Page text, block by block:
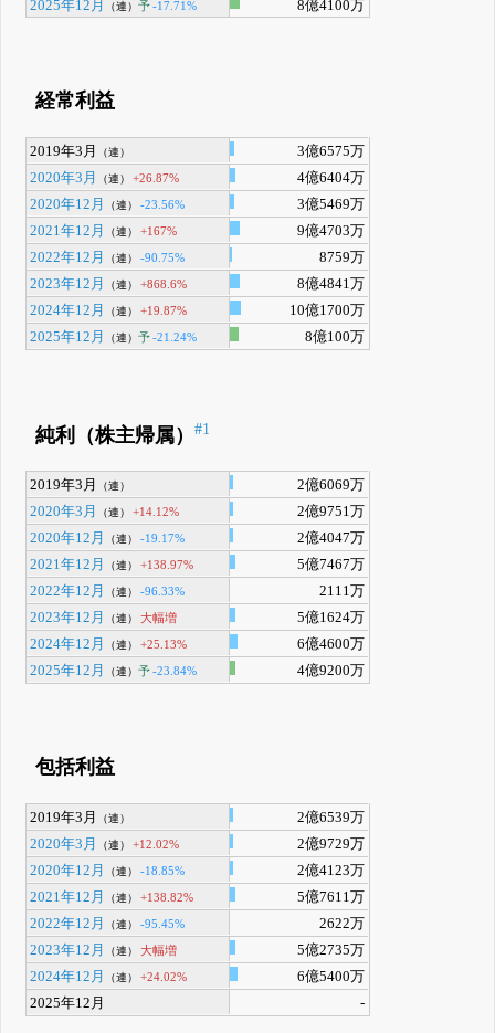
2025年12月 （連）予-17.71% 8億4100万
経常利益
2019年3月 （連）
3億6575万
2020年3月
（連） +26.87%
4億6404万
2020年12月
（連） -23.56%
3億5469万
2021年12月
（連） +167%
9億4703万
2022年12月
（連） -90.75%
8759万
2023年12月
（連） +868.6%
8億4841万
2024年12月
（連） +19.87%
10億1700万
2025年12月
（連）予-21.24% 8億100万
純利（株主帰属）#1
2019年3月 （連）
2億6069万
2020年3月
（連） +14.12%
2億9751万
2020年12月
（連） -19.17%
2億4047万
2021年12月
（連） +138.97%
5億7467万
2022年12月
（連） -96.33%
2111万
2023年12月
（連） 大幅増
5億1624万
2024年12月
（連） +25.13%
6億4600万
2025年12月
（連）予-23.84% 4億9200万
包括利益
2019年3月 （連）
2億6539万
2020年3月
（連） +12.02%
2億9729万
2020年12月
（連） -18.85%
2億4123万
2021年12月
（連） +138.82%
5億7611万
2022年12月
（連） -95.45%
2622万
2023年12月
（連） 大幅増
5億2735万
2024年12月
（連） +24.02%
6億5400万
2025年12月
-